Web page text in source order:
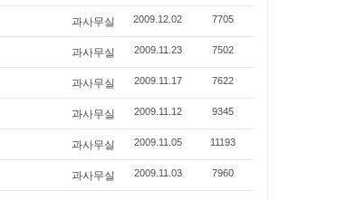
과사무실 2009.12.02 7705
과사무실 2009.11.23 7502
과사무실 2009.11.17 7622
과사무실 2009.11.12 9345
과사무실 2009.11.05 11193
과사무실 2009.11.03 7960